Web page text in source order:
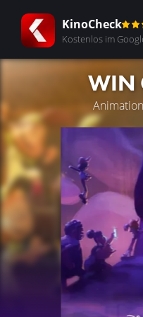
KinoCheck
Kostenlos im
WIN